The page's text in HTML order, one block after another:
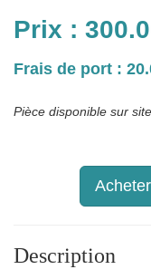
Prix :
Frais de port :
Pièce disponible sur site
Description